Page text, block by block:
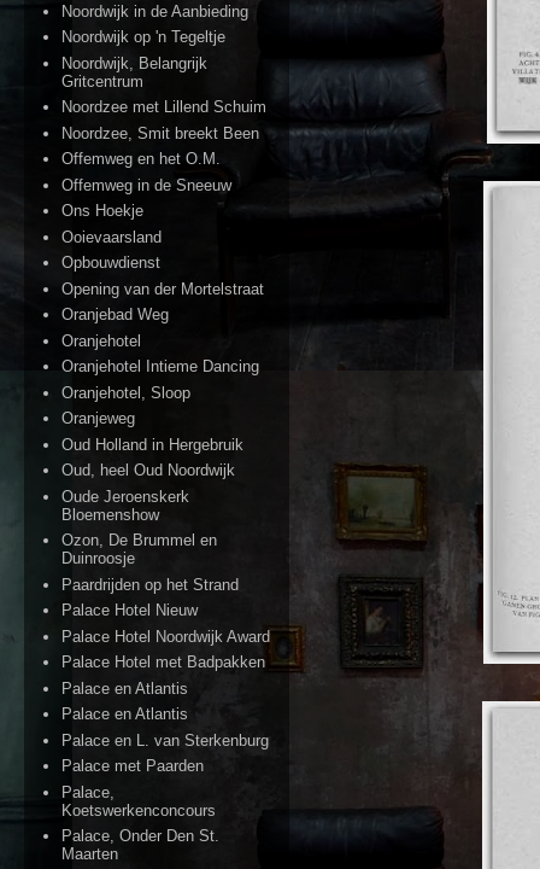
Noordwijk in de Aanbieding
Noordwijk op 'n Tegeltje
Noordwijk, Belangrijk
Gritcentrum
Noordzee met Lillend Schuim
Noordzee, Smit breekt Been
Offemweg en het O.M.
Offemweg in de Sneeuw
Ons Hoekje
Ooievaarsland
Opbouwdienst
Opening van der Mortelstraat
Oranjebad Weg
Oranjehotel
Oranjehotel Intieme Dancing
Oranjehotel, Sloop
Oranjeweg
Oud Holland in Hergebruik
Oud, heel Oud Noordwijk
Oude Jeroenskerk
Bloemenshow
Ozon, De Brummel en
Duinroosje
Paardrijden op het Strand
Palace Hotel Nieuw
Palace Hotel Noordwijk Award
Palace Hotel met Badpakken
Palace en Atlantis
Palace en Atlantis
Palace en L. van Sterkenburg
Palace met Paarden
Palace,
Koetswerkenconcours
Palace, Onder Den St.
Maarten